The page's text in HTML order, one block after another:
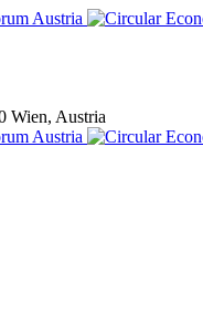
Wien, Austria